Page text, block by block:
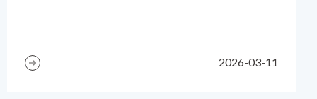
2026-03-11